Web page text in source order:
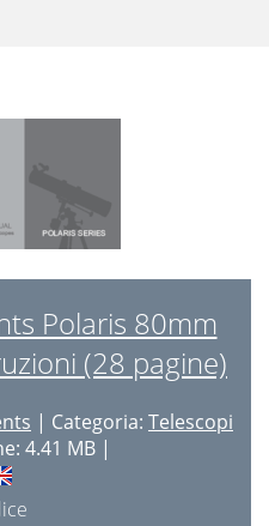
Polaris 80mm
(28 pagine)
| Categoria: Telescopi
4.41 MB |